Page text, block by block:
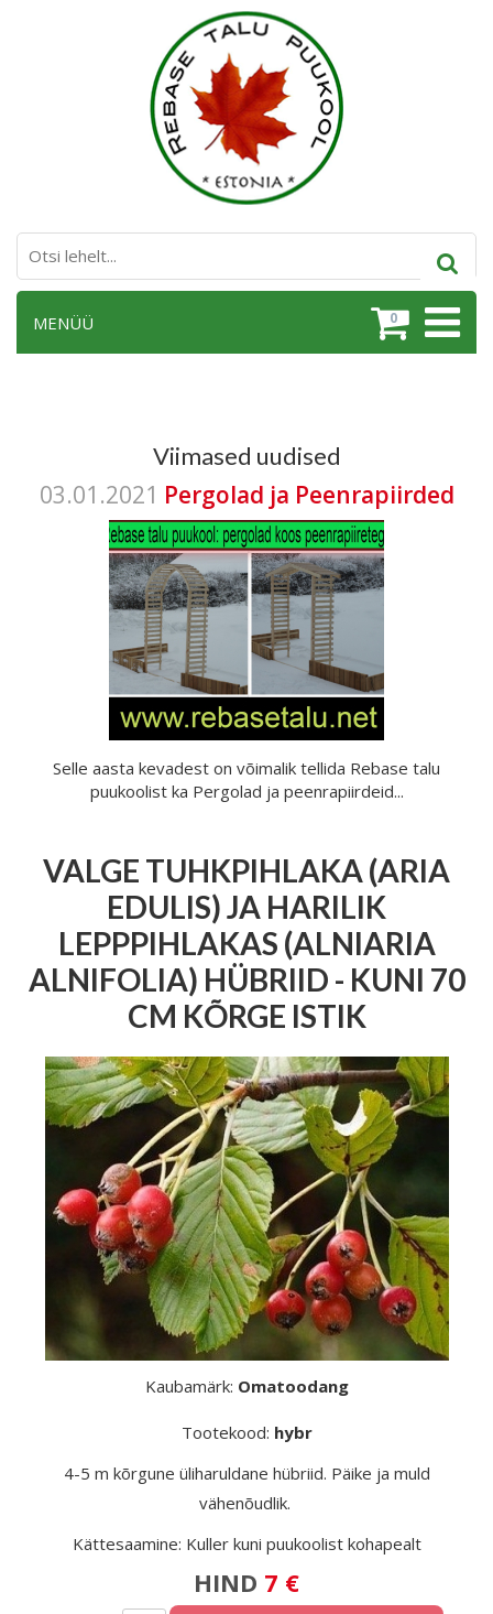
0
MENÜÜ
Viimased uudised
03.01.2021 Pergolad ja Peenrapiirded
Selle aasta kevadest on võimalik tellida Rebase talu
puukoolist ka Pergolad ja peenrapiirdeid...
VALGE TUHKPIHLAKA (ARIA
EDULIS) JA HARILIK
LEPPPIHLAKAS (ALNIARIA
ALNIFOLIA) HÜBRIID - KUNI 70
CM KÕRGE ISTIK
Kaubamärk: Omatoodang
Tootekood: hybr
4-5 m kõrgune üliharuldane hübriid. Päike ja muld
vähenõudlik.
Kättesaamine: Kuller kuni puukoolist kohapealt
HIND 7 €